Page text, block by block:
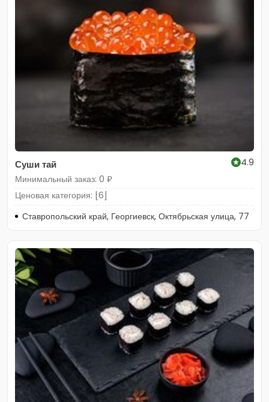
Суши тай
4.9
Минимальный заказ: 0 ₽
Ценовая категория: [6]
Ставропольский край, Георгиевск, Октябрьская улица, 77